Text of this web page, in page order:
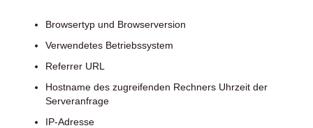
Browsertyp und Browserversion
Verwendetes Betriebssystem
Referrer URL
Hostname des zugreifenden Rechners Uhrzeit der
Serveranfrage
IP-Adresse